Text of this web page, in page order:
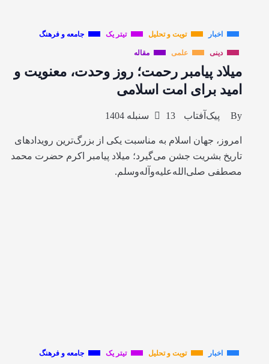
اخبار تویت و تحلیل تیتر یک جامعه و فرهنگ
دینی علمی مقاله
میلاد پیامبر رحمت؛ روز وحدت، معنویت و
امید برای امت اسلامی
By پیک‌آفتاب 13 سنبله 1404
امروز، جهان اسلام به مناسبت یکی از بزرگ‌ترین رویدادهای
تاریخ بشریت جشن می‌گیرد؛ میلاد پیامبر اکرم حضرت محمد
مصطفی صلی‌الله‌علیه‌وآله‌وسلم.
اخبار تویت و تحلیل تیتر یک جامعه و فرهنگ